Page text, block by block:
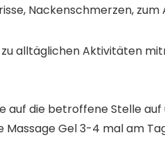
Nackenschmerzen,
alltäglichen Aktivitäten
die betroffene Stelle auf
Gel 3-4 mal am